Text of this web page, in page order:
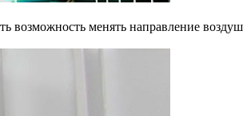
возможность менять направление